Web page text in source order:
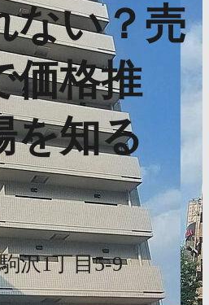
ない？売
価格推
を知る
沢1丁目5-9